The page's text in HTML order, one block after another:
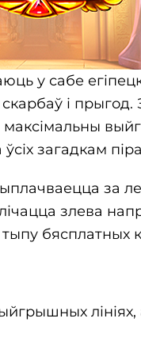
у сабе
і
загадкам
за
злева
бясплатных